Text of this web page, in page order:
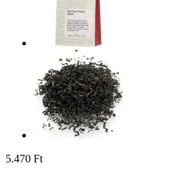
5.470 Ft